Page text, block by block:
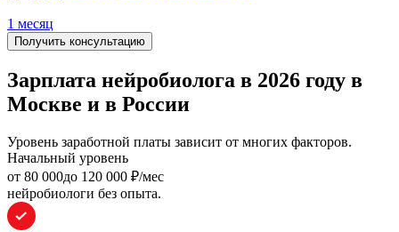
1 месяц
Получить консультацию
Зарплата нейробиолога в 2026 году в
Москве и в России
Уровень заработной платы зависит от многих факторов.
Начальный уровень
oт 80 000до 120 000 ₽/мес
нейробиологи без опыта.